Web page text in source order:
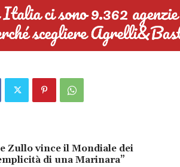
Zullo vince il Mondiale dei
di una Marinara”